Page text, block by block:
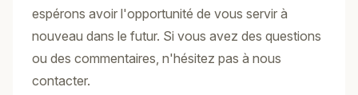
espérons avoir l'opportunité de vous servir à
nouveau dans le futur. Si vous avez des questions
ou des commentaires, n'hésitez pas à nous
contacter.